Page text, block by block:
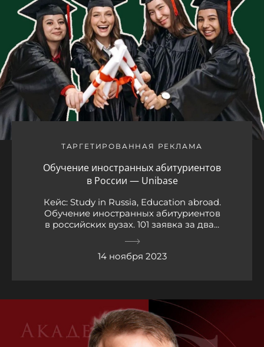
ТАРГЕТИРОВАННАЯ РЕКЛАМА
Обучение иностранных абитуриентов
в России — Unibase
Кейс: Study in Russia, Education abroad.
Обучение иностранных абитуриентов
в российских вузах. 101 заявка за два...
14 ноября 2023